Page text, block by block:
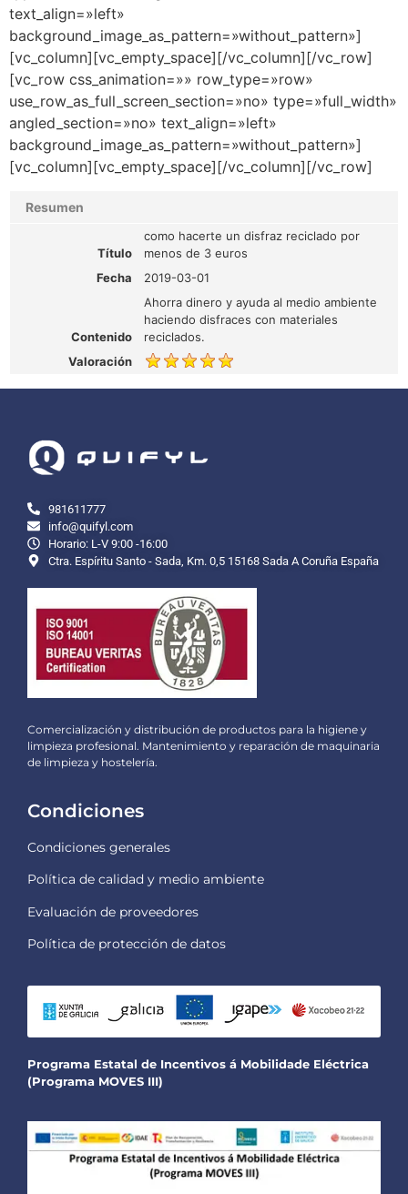
text_align=»left»
background_image_as_pattern=»without_pattern»]
[vc_column][vc_empty_space][/vc_column][/vc_row]
[vc_row css_animation=»» row_type=»row»
use_row_as_full_screen_section=»no» type=»full_width»
angled_section=»no» text_align=»left»
background_image_as_pattern=»without_pattern»]
[vc_column][vc_empty_space][/vc_column][/vc_row]
Resumen
Título
como hacerte un disfraz reciclado por
menos de 3 euros
Fecha
2019-03-01
Contenido
Ahorra dinero y ayuda al medio ambiente
haciendo disfraces con materiales
reciclados.
Valoración
981611777
info@quifyl.com
Horario: L-V 9:00 -16:00
Ctra. Espíritu Santo - Sada, Km. 0,5 15168 Sada A Coruña España
Comercialización y distribución de productos para la higiene y
limpieza profesional. Mantenimiento y reparación de maquinaria
de limpieza y hostelería.
Condiciones
Condiciones generales
Política de calidad y medio ambiente
Evaluación de proveedores
Política de protección de datos
Programa Estatal de Incentivos á Mobilidade Eléctrica
(Programa MOVES III)